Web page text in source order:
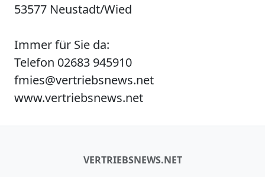
53577 Neustadt/Wied
Immer für Sie da:
Telefon 02683 945910
fmies@vertriebsnews.net
www.vertriebsnews.net
VERTRIEBSNEWS.NET